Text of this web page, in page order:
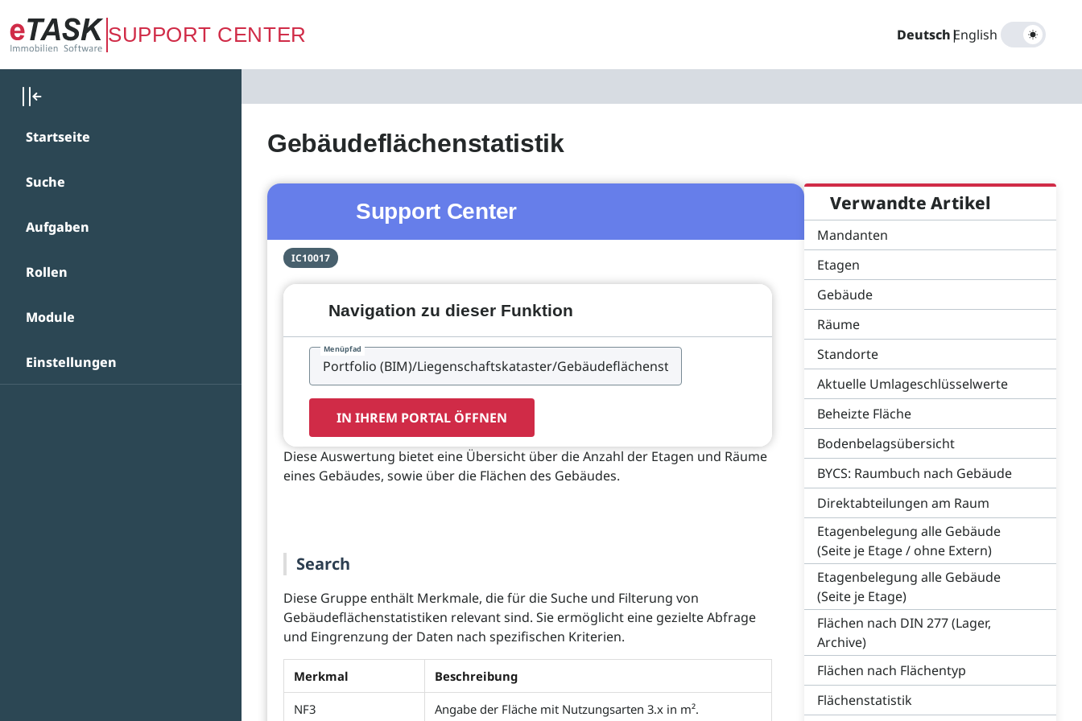
Zum Hauptinhalt springen
SUPPORT CENTER Deutsch|
English
Startseite
Suche
Aufgaben
Rollen
Module
Einstellungen
Gebäudeflächenstatistik
Support Center
IC10017
Navigation zu dieser Funktion
Menüpfad
IN IHREM PORTAL ÖFFNEN
Diese Auswertung bietet eine Übersicht über die Anzahl der Etagen und Räume
eines Gebäudes, sowie über die Flächen des Gebäudes.
Search
Diese Gruppe enthält Merkmale, die für die Suche und Filterung von
Gebäudeflächenstatistiken relevant sind. Sie ermöglicht eine gezielte Abfrage
und Eingrenzung der Daten nach spezifischen Kriterien.
Merkmal Beschreibung
NF3 Angabe der Fläche mit Nutzungsarten 3.x in m².
Verwandte Artikel
Mandanten
Etagen
Gebäude
Räume
Standorte
Aktuelle Umlageschlüsselwerte
Beheizte Fläche
Bodenbelagsübersicht
BYCS: Raumbuch nach Gebäude
Direktabteilungen am Raum
Etagenbelegung alle Gebäude
(Seite je Etage / ohne Extern)
Etagenbelegung alle Gebäude
(Seite je Etage)
Flächen nach DIN 277 (Lager,
Archive)
Flächen nach Flächentyp
Flächenstatistik